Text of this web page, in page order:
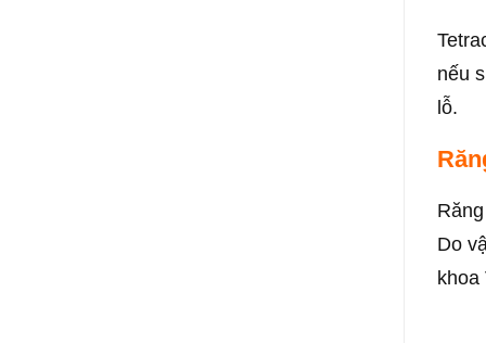
nếu
lỗ.
Do
khoa